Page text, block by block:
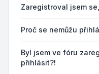
Zaregistroval jsem
Proč se nemůžu
Byl jsem ve fóru
přihlásit?!